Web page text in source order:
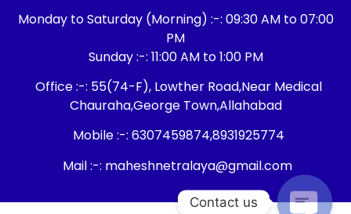
Monday to Saturday (Morning) :-: 09:30 AM to 07:00
PM
Sunday :-: 11:00 AM to 1:00 PM
Office :-: 55(74-F), Lowther Road,Near Medical
Chauraha,George Town,Allahabad
Mobile :-: 6307459874,8931925774
Mail :-: maheshnetralaya@gmail.com
Contact us